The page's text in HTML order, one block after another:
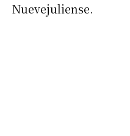
Nuevejuliense.